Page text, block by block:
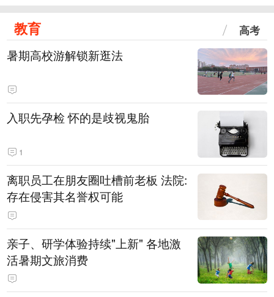
教育 高考
暑期高校游解锁新逛法
入职先孕检 怀的是歧视鬼胎
1
离职员工在朋友圈吐槽前老板 法院:
存在侵害其名誉权可能
亲子、研学体验持续"上新" 各地激
活暑期文旅消费